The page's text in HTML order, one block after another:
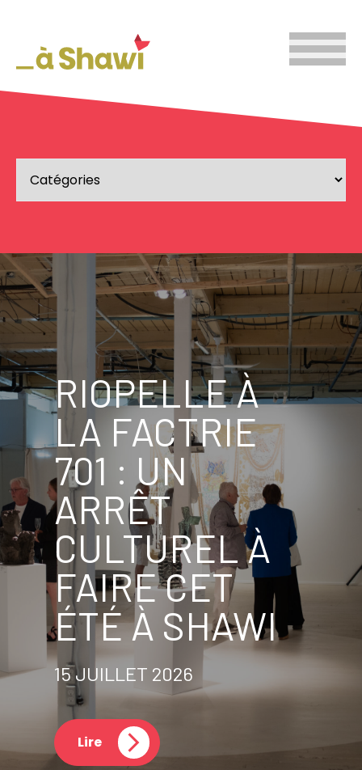
RIOPELLE À
LA FACTRIE
701 : UN
ARRÊT
CULTUREL À
FAIRE CET
ÉTÉ À SHAWI
15 JUILLET 2026
Lire